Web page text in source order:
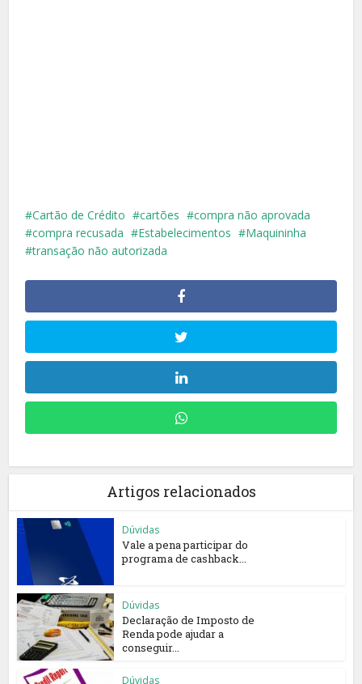
Cartão de Crédito cartões
compra não aprovada
compra recusada
Estabelecimentos
Maquininha
transação não autorizada
Artigos relacionados
Dúvidas
Vale a pena participar do
programa de cashback...
Dúvidas
Declaração de Imposto de
Renda pode ajudar a
conseguir...
Dúvidas